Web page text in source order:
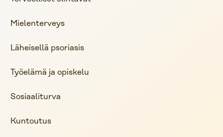
Mielenterveys
Läheisellä psoriasis
Työelämä ja opiskelu
Sosiaaliturva
Kuntoutus